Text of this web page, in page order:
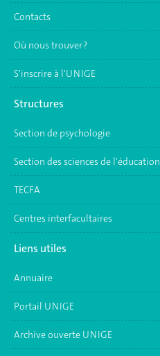
Contacts
Où nous trouver ?
S'inscrire à l'UNIGE
Structures
Section de psychologie
Section des sciences de l'éducation
TECFA
Centres interfacultaires
Liens utiles
Annuaire
Portail UNIGE
Archive ouverte UNIGE